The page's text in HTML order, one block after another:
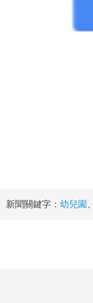
新聞關鍵字： 幼兒園